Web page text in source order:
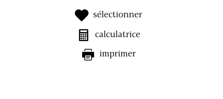
sélectionner
calculatrice
imprimer